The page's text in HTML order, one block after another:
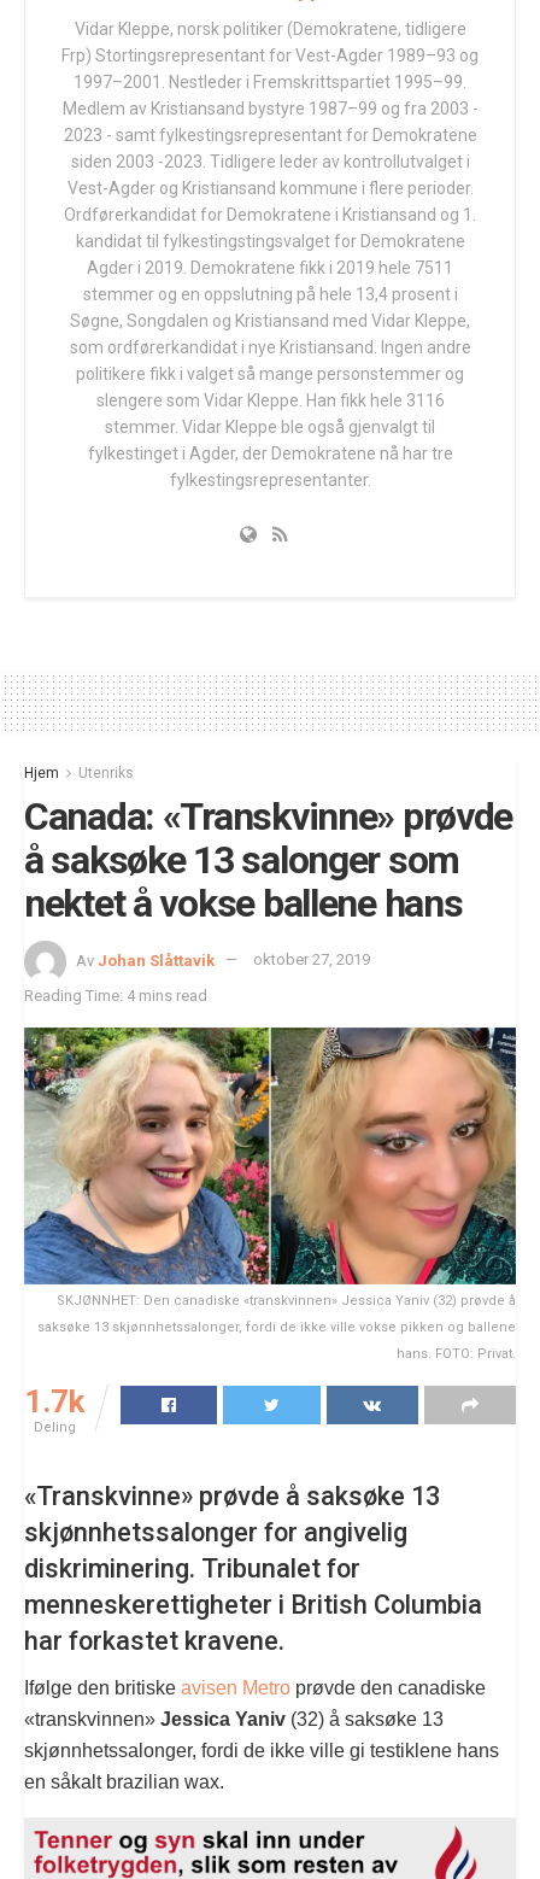
Vidar Kleppe, norsk politiker (Demokratene, tidligere
Frp) Stortingsrepresentant for Vest-Agder 1989–93 og
1997–2001. Nestleder i Fremskrittspartiet 1995–99.
Medlem av Kristiansand bystyre 1987–99 og fra 2003 -
2023 - samt fylkestingsrepresentant for Demokratene
siden 2003 -2023. Tidligere leder av kontrollutvalget i
Vest-Agder og Kristiansand kommune i flere perioder.
Ordførerkandidat for Demokratene i Kristiansand og 1.
kandidat til fylkestingstingsvalget for Demokratene
Agder i 2019. Demokratene fikk i 2019 hele 7511
stemmer og en oppslutning på hele 13,4 prosent i
Søgne, Songdalen og Kristiansand med Vidar Kleppe,
som ordførerkandidat i nye Kristiansand. Ingen andre
politikere fikk i valget så mange personstemmer og
slengere som Vidar Kleppe. Han fikk hele 3116
stemmer. Vidar Kleppe ble også gjenvalgt til
fylkestinget i Agder, der Demokratene nå har tre
fylkestingsrepresentanter.
Hjem Utenriks
Canada: «Transkvinne» prøvde
å saksøke 13 salonger som
nektet å vokse ballene hans
Av Johan Slåttavik
oktober 27, 2019
Reading Time: 4 mins read
SKJØNNHET: Den canadiske «transkvinnen» Jessica Yaniv (32) prøvde å
saksøke 13 skjønnhetssalonger, fordi de ikke ville vokse pikken og ballene
hans. FOTO: Privat.
1.7k
Deling
«Transkvinne» prøvde å saksøke 13
skjønnhetssalonger for angivelig
diskriminering. Tribunalet for
menneskerettigheter i British Columbia
har forkastet kravene.
Ifølge den britiske avisen Metro prøvde den canadiske
«transkvinnen» Jessica Yaniv (32) å saksøke 13
skjønnhetssalonger, fordi de ikke ville gi testiklene hans
en såkalt brazilian wax.